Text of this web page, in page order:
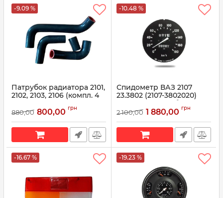
-9.09 %
Патрубок радиатора 2101,
2102, 2103, 2106 (компл. 4
радиатор) (силикон) 2101-
Артикул: 2101-1303000
880,00 800,00 грн
-10.48 %
Спидометр ВАЗ 2107
23.3802 (2107-3802020)
(пр-во Автоприбор)
Артикул: 23.3802010
2 100,00 1 880,00 грн
-16.67 % -19.23 %